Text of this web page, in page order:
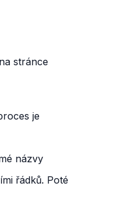
stránce
je
názvy
řádků. Poté